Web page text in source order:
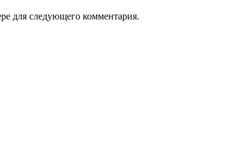
для следующего комментария.